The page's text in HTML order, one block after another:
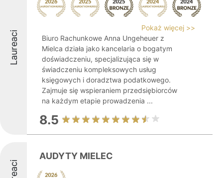
Laureaci
Pokaż więcej >>
Biuro Rachunkowe Anna Ungeheuer z
Mielca działa jako kancelaria o bogatym
doświadczeniu, specjalizująca się w
świadczeniu kompleksowych usług
księgowych i doradztwa podatkowego.
Zajmuje się wspieraniem przedsiębiorców
na każdym etapie prowadzenia ...
8.5
AUDYTY MIELEC